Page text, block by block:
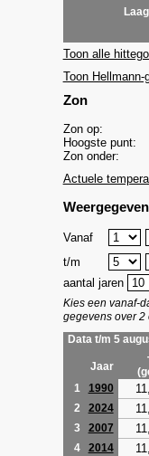
Toon alle
Toon Hellmann-
Zon
Zon op:
Hoogste punt:
Zon onder:
Actuele
Vanaf
t/m
aantal jaren
Kies een vanaf-
gegevens over 2
Data t/m 5
Jaar
1
1990
2 2024
3 2007
4 2014